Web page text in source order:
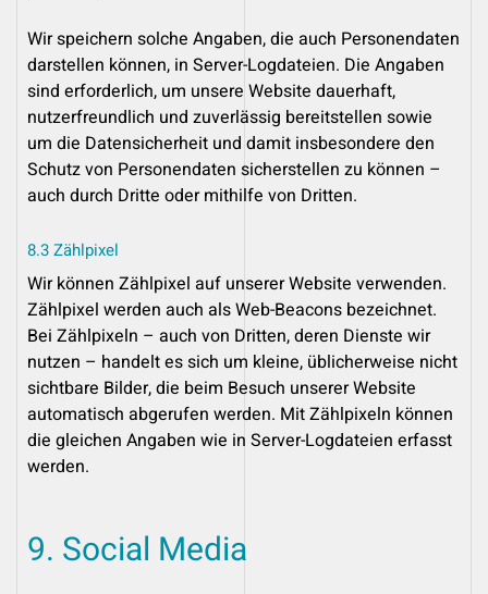
Wir speichern solche Angaben, die auch Personendaten
darstellen können, in Server-Logdateien. Die Angaben
sind erforderlich, um unsere Website dauerhaft,
nutzerfreundlich und zuverlässig bereitstellen sowie
um die Datensicherheit und damit insbesondere den
Schutz von Personendaten sicherstellen zu können –
auch durch Dritte oder mithilfe von Dritten.
8.3 Zählpixel
Wir können Zählpixel auf unserer Website verwenden.
Zählpixel werden auch als Web-Beacons bezeichnet.
Bei Zählpixeln – auch von Dritten, deren Dienste wir
nutzen – handelt es sich um kleine, üblicherweise nicht
sichtbare Bilder, die beim Besuch unserer Website
automatisch abgerufen werden. Mit Zählpixeln können
die gleichen Angaben wie in Server-Logdateien erfasst
werden.
9. Social Media